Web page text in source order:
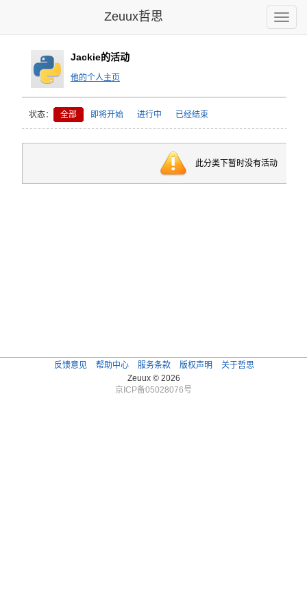
Toggle
Zeuux哲思
Jackie的活动
他的个人主页
状态： 全部 即将开始 进行中 已经结束
此分类下暂时没有活动
反馈意见 帮助中心 服务条款 版权声明
关于哲思
Zeuux © 2026
京ICP备05028076号